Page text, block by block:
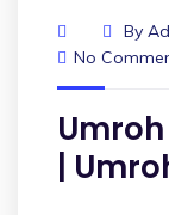
By
No
|